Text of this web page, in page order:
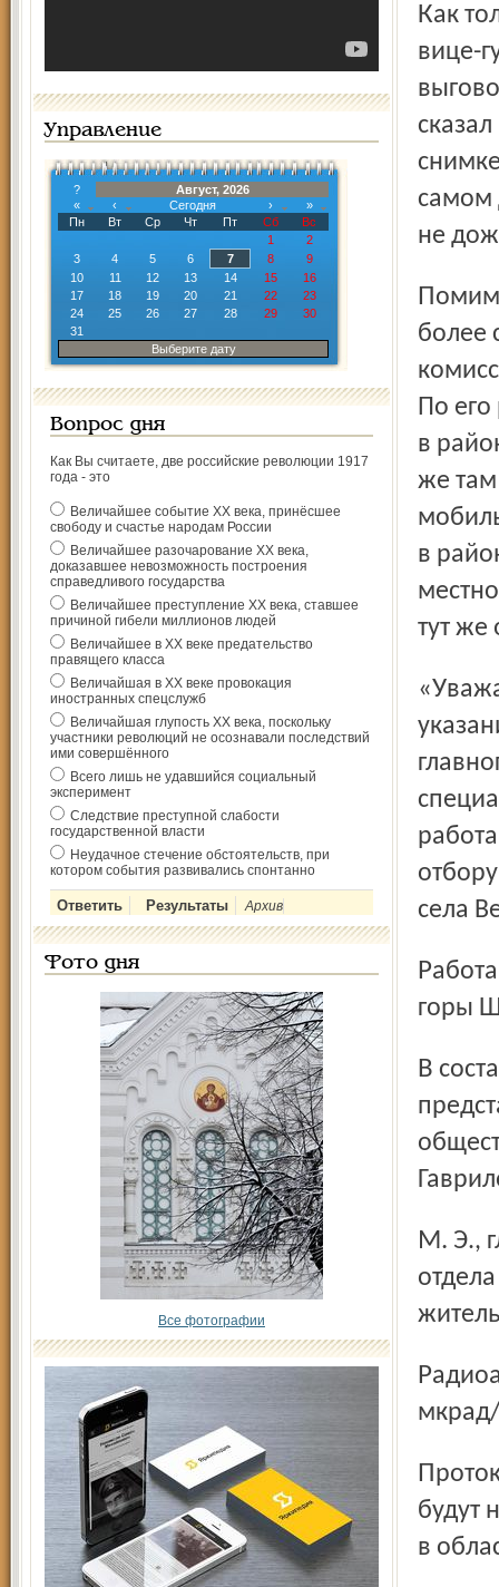
Управление
?
Август, 2026
«
‹ Сегодня ›
»
Пн
Вт Ср Чт Пт Сб
Вс
1
2
3
4 5 6 7 8
9
10
11 12 13 14 15
16
17
18 19 20 21 22
23
24
25 26 27 28 29
30
31
Выберите дату
Вопрос дня
Как Вы считаете, две российские революции 1917
года - это
Величайшее событие ХХ века, принёсшее
свободу и счастье народам России
Величайшее разочарование ХХ века,
доказавшее невозможность построения
справедливого государства
Величайшее преступление ХХ века, ставшее
причиной гибели миллионов людей
Величайшее в ХХ веке предательство
правящего класса
Величайшая в ХХ веке провокация
иностранных спецслужб
Величайшая глупость ХХ века, поскольку
участники революций не осознавали последствий
ими совершённого
Всего лишь не удавшийся социальный
эксперимент
Следствие преступной слабости
государственной власти
Неудачное стечение обстоятельств, при
котором события развивались спонтанно
Архив
Фото дня
Все фотографии
Как только ваша «Шуха» вышла, в тот же день позвонил
вице-
самом
не
Помимо сердитого телефонного звонка последовала и
более
По
в
же
в
тут же
«Уважаемый Геннадий Степанович! Согласно вашим
села
Работа проводилась в местах, указанных в статье «Тайна
горы
В состав оперативной группы были включены
М. Э., глава Великосельского с/с Околухин В. А., начальник
Радиоактивный гамма-фон в селе Великом составил 8 – 10
Протоколы исследования проб питьевой воды и грунта
будут
в